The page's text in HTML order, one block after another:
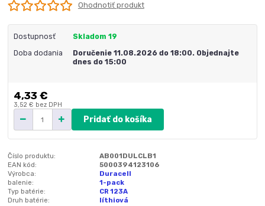
Ohodnotiť produkt
Dostupnosť Skladom 19
Doba dodania
Doručenie 11.08.2026 do 18:00. Objednajte
dnes do 15:00
4,33 €
3,52 € bez DPH
Pridať do košíka
Číslo produktu:
AB001DULCLB1
EAN kód:
5000394123106
Výrobca:
Duracell
balenie:
1-pack
Typ batérie:
CR 123A
Druh batérie:
líthiová